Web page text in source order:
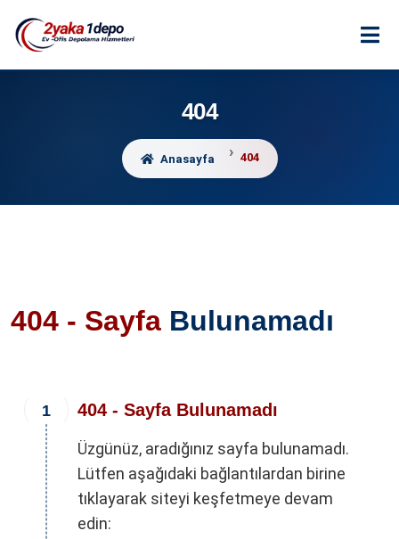
404
Anasayfa 404
404 - Sayfa Bulunamadı
404 - Sayfa Bulunamadı
Üzgünüz, aradığınız sayfa bulunamadı.
Lütfen aşağıdaki bağlantılardan birine
tıklayarak siteyi keşfetmeye devam
edin: